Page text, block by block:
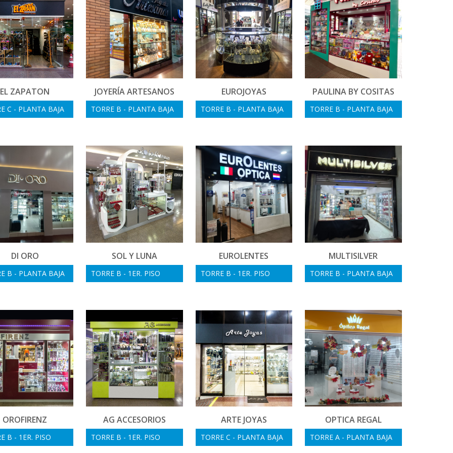
EL ZAPATON
C - PLANTA BAJA
JOYERÍA ARTESANOS
TORRE B - PLANTA BAJA
EUROJOYAS
TORRE B - PLANTA BAJA
PAULINA BY COSITAS
TORRE B - PLANTA BAJA
DI ORO
B - PLANTA BAJA
SOL Y LUNA
TORRE B - 1ER. PISO
EUROLENTES
TORRE B - 1ER. PISO
MULTISILVER
TORRE B - PLANTA BAJA
OROFIRENZ
B - 1ER. PISO
AG ACCESORIOS
TORRE B - 1ER. PISO
ARTE JOYAS
TORRE C - PLANTA BAJA
OPTICA REGAL
TORRE A - PLANTA BAJA